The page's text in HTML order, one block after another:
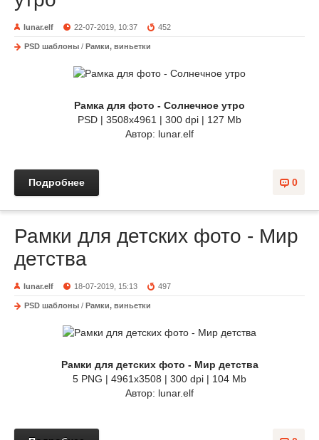
lunar.elf 22-07-2019, 10:37 452
PSD шаблоны / Рамки, виньетки
Рамка для фото - Солнечное утро
PSD | 3508х4961 | 300 dpi | 127 Mb
Автор: lunar.elf
0
Подробнее
Рамки для детских фото - Мир
детства
lunar.elf 18-07-2019, 15:13 497
PSD шаблоны / Рамки, виньетки
Рамки для детских фото - Мир детства
5 PNG | 4961х3508 | 300 dpi | 104 Mb
Автор: lunar.elf